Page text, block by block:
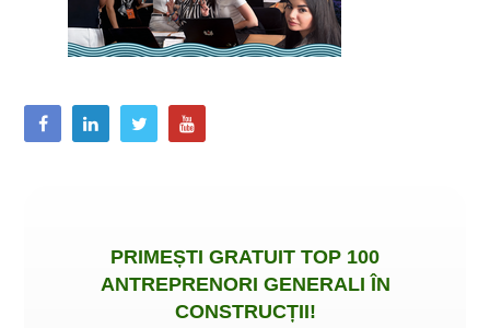
PRIMEȘTI GRATUIT TOP 100
ANTREPRENORI GENERALI ÎN
CONSTRUCȚII!